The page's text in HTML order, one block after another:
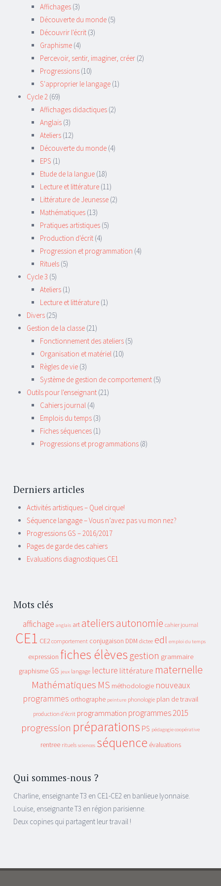
Affichages (3)
Découverte du monde (5)
Découvrir l'écrit (3)
Graphisme (4)
Percevoir, sentir, imaginer, créer (2)
Progressions (10)
S'approprier le langage (1)
Cycle 2 (69)
Affichages didactiques (2)
Anglais (3)
Ateliers (12)
Découverte du monde (4)
EPS (1)
Etude de la langue (18)
Lecture et littérature (11)
Littérature de Jeunesse (2)
Mathématiques (13)
Pratiques artistiques (5)
Production d'écrit (4)
Progression et programmation (4)
Rituels (5)
Cycle 3 (5)
Ateliers (1)
Lecture et littérature (1)
Divers (25)
Gestion de la classe (21)
Fonctionnement des ateliers (5)
Organisation et matériel (10)
Règles de vie (3)
Système de gestion de comportement (5)
Outils pour l'enseignant (21)
Cahiers journal (4)
Emplois du temps (3)
Fiches séquences (1)
Progressions et programmations (8)
Derniers articles
Activités artistiques – Quel cirque!
Séquence langage – Vous n’avez pas vu mon nez?
Progressions GS – 2016/2017
Pages de garde des cahiers
Evaluations diagnostiques CE1
Mots clés
affichage anglais art ateliersautonomie cahier journal
CE1 CE2 comportement conjugaison DDM dictee edl emploi du temps
expression fiches élèves gestion grammaire
graphisme GS jeux langage lecture littérature maternelle
Mathématiques MS méthodologie nouveaux
programmes orthographe peinture phonologie plan de travail
production d'écrit programmation programmes 2015
progression préparations PS pédagogie coopérative
rentree rituels sciences séquence évaluations
Qui sommes-nous ?
Charline, enseignante T3 en CE1-CE2 en banlieue lyonnaise.
Louise, enseignante T3 en région parisienne.
Deux copines qui partagent leur travail !